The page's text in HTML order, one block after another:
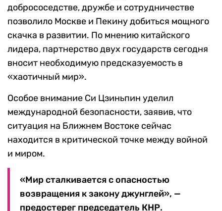
добрососедстве, дружбе и сотрудничестве
позволило Москве и Пекину добиться мощного
скачка в развитии. По мнению китайского
лидера, партнерство двух государств сегодня
вносит необходимую предсказуемость в
«хаотичный мир».
Особое внимание Си Цзиньпин уделил
международной безопасности, заявив, что
ситуация на Ближнем Востоке сейчас
находится в критической точке между войной
и миром.
«Мир сталкивается с опасностью
возвращения к закону джунглей», —
предостерег председатель КНР.